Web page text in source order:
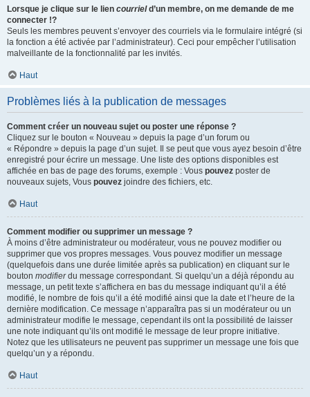
Lorsque je clique sur le lien courrield’un membre, on me demande de me
connecter !?
Seuls les membres peuvent s’envoyer des courriels via le formulaire intégré (si
la fonction a été activée par l’administrateur). Ceci pour empêcher l’utilisation
malveillante de la fonctionnalité par les invités.
Haut
Problèmes liés à la publication de messages
Comment créer un nouveau sujet ou poster une réponse ?
Cliquez sur le bouton « Nouveau » depuis la page d’un forum ou
« Répondre » depuis la page d’un sujet. Il se peut que vous ayez besoin d’être
enregistré pour écrire un message. Une liste des options disponibles est
affichée en bas de page des forums, exemple : Vous pouvez poster de
nouveaux sujets, Vous pouvez joindre des fichiers, etc.
Haut
Comment modifier ou supprimer un message ?
À moins d’être administrateur ou modérateur, vous ne pouvez modifier ou
supprimer que vos propres messages. Vous pouvez modifier un message
(quelquefois dans une durée limitée après sa publication) en cliquant sur le
bouton modifierdu message correspondant. Si quelqu’un a déjà répondu au
message, un petit texte s’affichera en bas du message indiquant qu’il a été
modifié, le nombre de fois qu’il a été modifié ainsi que la date et l’heure de la
dernière modification. Ce message n’apparaîtra pas si un modérateur ou un
administrateur modifie le message, cependant ils ont la possibilité de laisser
une note indiquant qu’ils ont modifié le message de leur propre initiative.
Notez que les utilisateurs ne peuvent pas supprimer un message une fois que
quelqu’un y a répondu.
Haut